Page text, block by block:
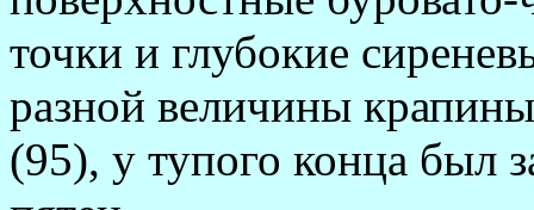
точки и глубокие­
разной ве­личины
(95), у тупого конца был